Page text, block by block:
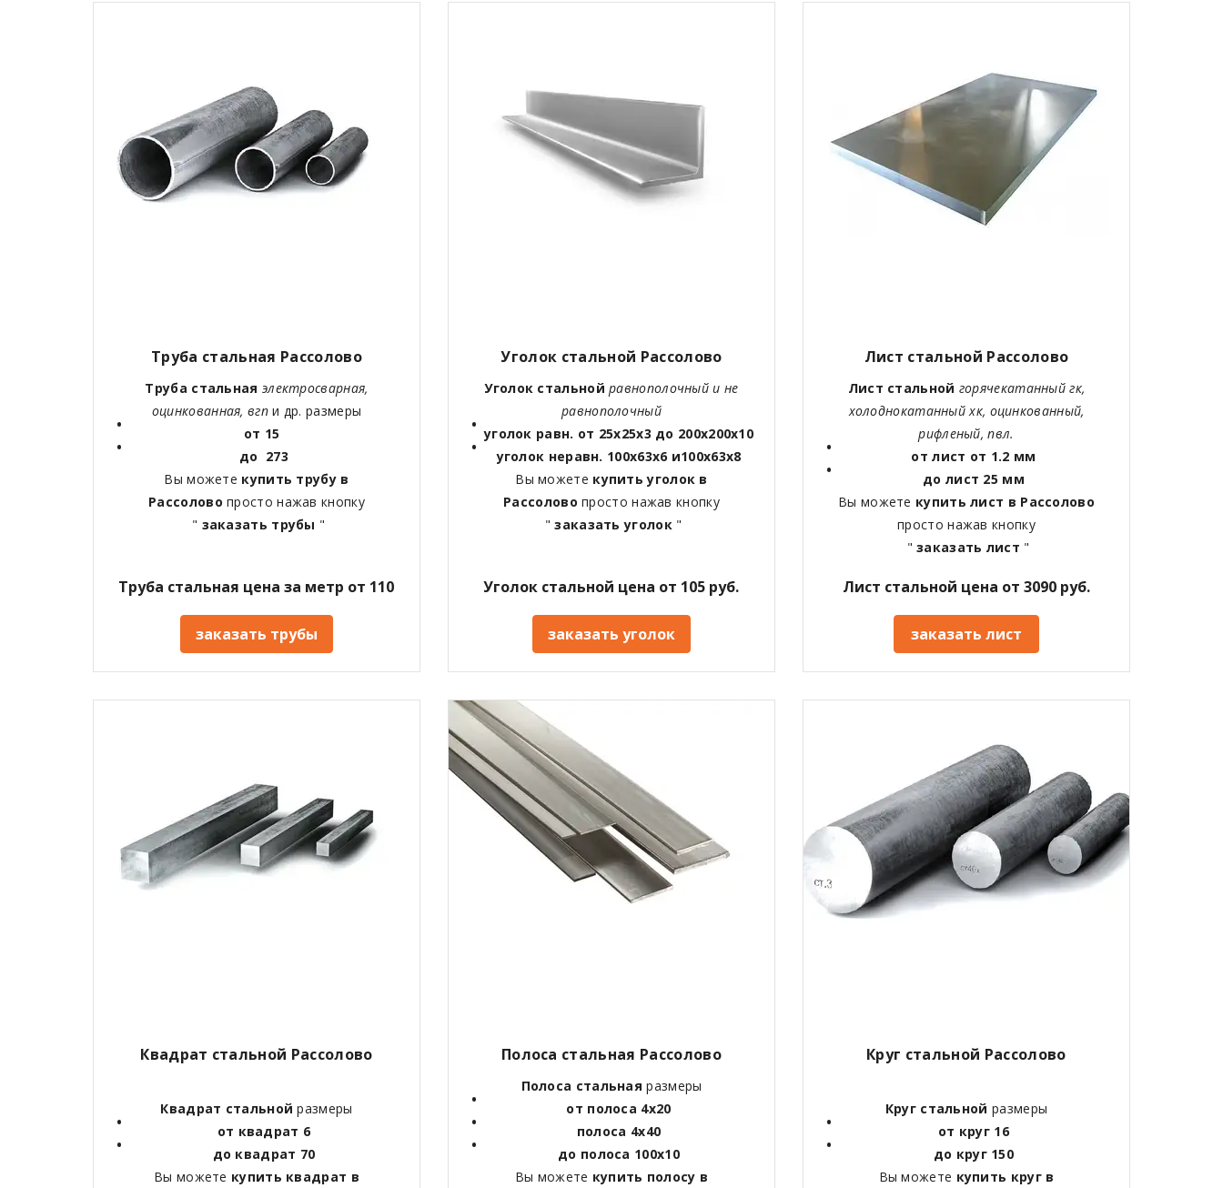
Труба стальная Рассолово
Труба стальная электросварная,
оцинкованная, вгпи др. размеры
от 15
до 273
Вы можете купить трубу в
Рассоловопросто нажав кнопку
" заказать трубы "
Труба стальная цена за метр от 110
заказать трубы
Уголок стальной Рассолово
Уголок стальной равнополочный и не
равнополочный
уголок равн. от 25х25х3 до 200х200х10
уголок неравн. 100х63х6 и100х63х8
Вы можете купить уголок в
Рассоловопросто нажав кнопку
" заказать уголок"
Уголок стальной цена от 105 руб.
заказать уголок
Лист стальной Рассолово
Лист стальной горячекатанный гк,
холоднокатанный хк, оцинкованный,
рифленый, пвл.
от лист от 1.2 мм
до лист 25 мм
Вы можете купить лист в Рассолово
просто нажав кнопку
"заказать лист "
Лист стальной цена от 3090 руб.
заказать лист
Квадрат стальной Рассолово
Квадрат стальной размеры
от квадрат 6
до квадрат 70
Вы можете купить квадрат в
Полоса стальная Рассолово
Полоса стальная размеры
от полоса 4х20
полоса 4х40
до полоса 100х10
Вы можете купить полосу в
Круг стальной Рассолово
Круг стальной размеры
от круг 16
до круг 150
Вы можете купить круг в